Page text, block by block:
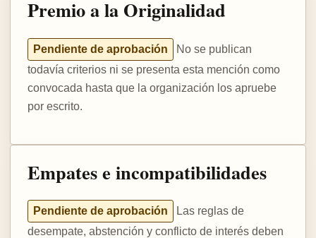
Premio a la Originalidad
Pendiente de aprobación
No se publican
todavía criterios ni se presenta esta mención como
convocada hasta que la organización los apruebe
por escrito.
Empates e incompatibilidades
Pendiente de aprobación
Las reglas de
desempate, abstención y conflicto de interés deben